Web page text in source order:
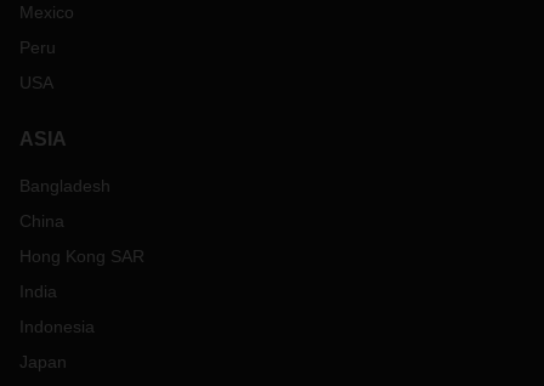
Mexico
Peru
USA
ASIA
Bangladesh
China
Hong Kong SAR
India
Indonesia
Japan